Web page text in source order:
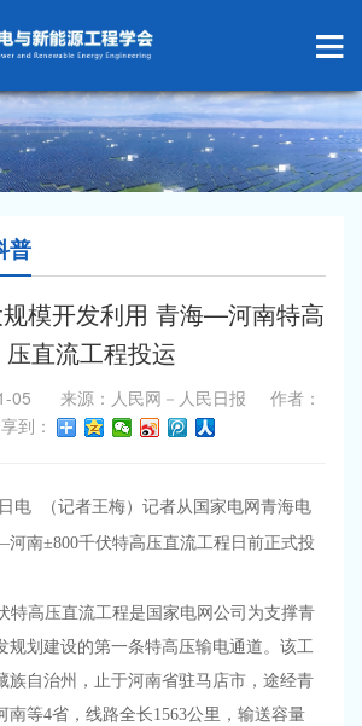
普
模开发利用 青海—河南特高
压直流工程投运
05 来源：人民网－人民日报 作者：
到：
（记者王梅）记者从国家电网青海电
南±800千伏特高压直流工程日前正式投
特高压直流工程是国家电网公司为支撑青
规划建设的第一条特高压输电通道。该工
族自治州，止于河南省驻马店市，途经青
南等4省，线路全长1563公里，输送容量